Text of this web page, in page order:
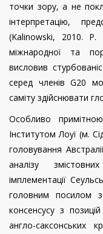
точки зору, а не
інтерпретацію,
(Kalinowski, 2010. P.
міжнародної та
висловив
серед членів G20
саміту здійснювати
Особливо
Інститутом Лоуї (м.
головування
аналізу
імплементації
головним посилом
консенсусу з
англо-саксонських